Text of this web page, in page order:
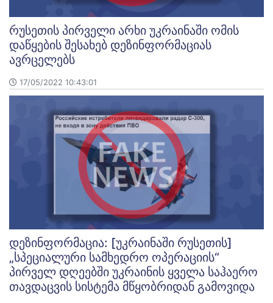
რუსეთის პირველი არხი უკრაინაში ომის
დაწყების შესახებ დეზინფორმაციას
ავრცელებს
17/05/2022 10:43:01
დეზინფორმაცია: [უკრაინაში რუსეთის]
„სპეციალური სამხედრო ოპერაციის“
პირველ დღეებში უკრაინის ყველა საჰაერო
თავდაცვის სისტემა მწყობრიდან გამოვიდა